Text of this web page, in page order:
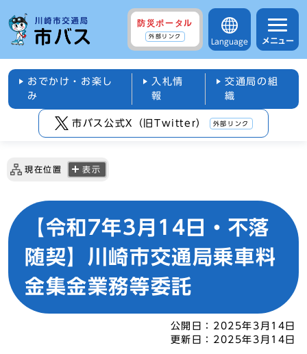
防災ポータル
外部リンク
Language メニュー
おでかけ・お楽し
み
入札情
報
交通局の組
織
市バス公式X（旧Twitter） 外部リンク
現在位置 表示
【令和7年3月14日・不落
随契】川崎市交通局乗車料
金集金業務等委託
公開日： 2025年3月14日
更新日： 2025年3月14日